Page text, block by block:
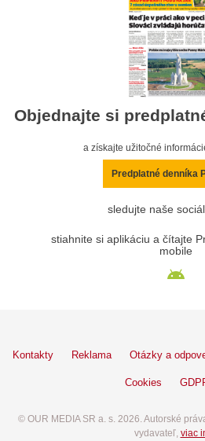
Objednajte si
a získajte užitočné
Predplatné denníka
sledujte naše
stiahnite si aplikáciu a čítajte
mobile
Kontakty Reklama Otázky a
Cookies
© OUR MEDIA SR a. s. 2026. Autorské
vydavateľ, viac